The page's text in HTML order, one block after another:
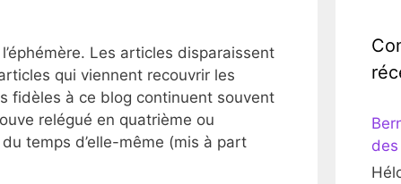
Les articles disparaissent
qui viennent recouvrir les
fidèles à ce blog continuent souvent
relégué en quatrième ou
temps d’elle-même (mis à part